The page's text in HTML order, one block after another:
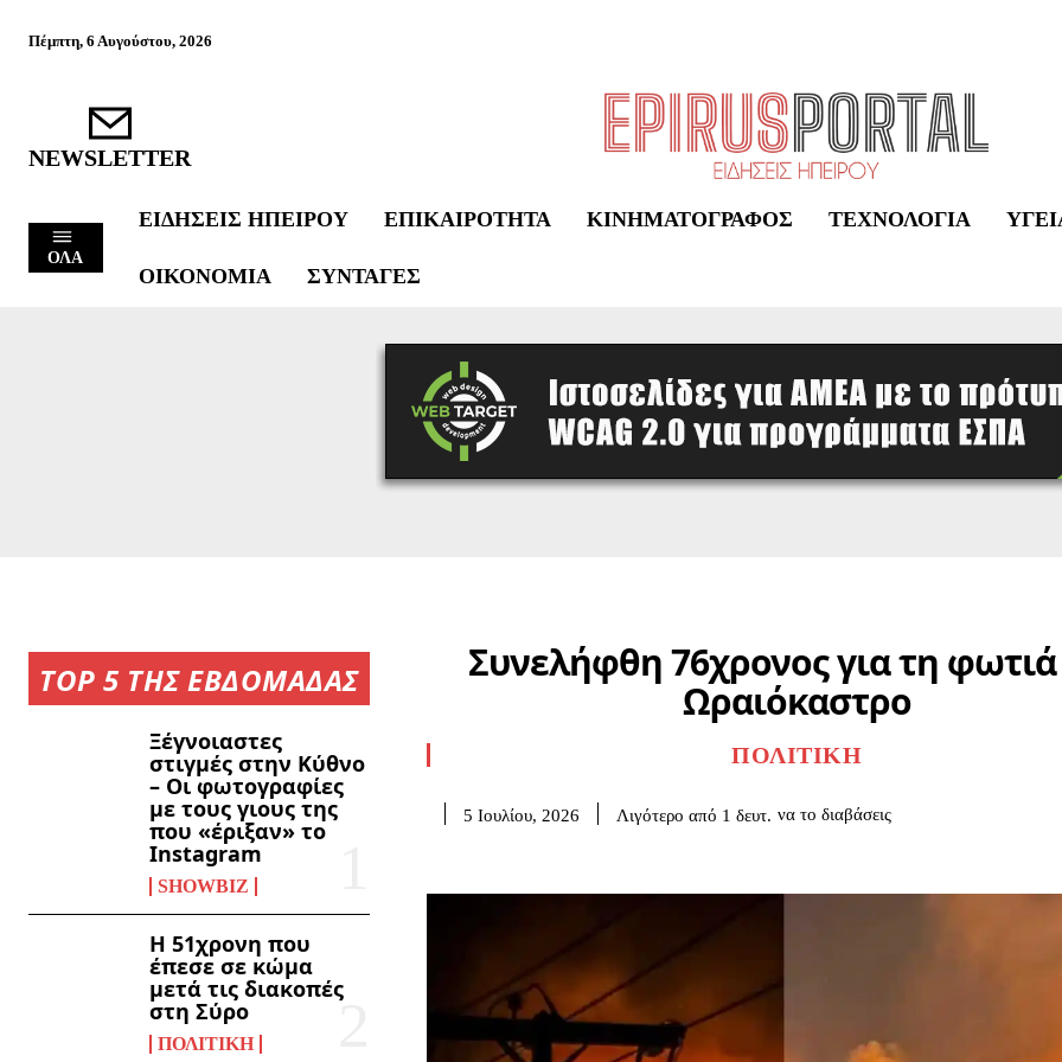
Πέμπτη, 6 Αυγούστου, 2026
NEWSLETTER
ΟΛΑ
ΕΙΔΉΣΕΙΣ ΗΠΕΊΡΟΥ ΕΠΙΚΑΙΡΌΤΗΤΑ ΚΙΝΗΜΑΤΟΓΡΆΦΟΣ ΤΕΧΝΟΛΟΓΊΑ
ΟΙΚΟΝΟΜΊΑ ΣΥΝΤΑΓΈΣ
TOP 5 ΤΗΣ ΕΒΔΟΜΑΔΑΣ
Ξέγνοιαστες
στιγμές στην Κύθνο
– Οι φωτογραφίες
με τους γιους της
που «έριξαν» το
Instagram
SHOWBIZ
Η 51χρονη που
έπεσε σε κώμα
μετά τις διακοπές
στη Σύρο
ΠΟΛΙΤΙΚΉ
Συνελήφθη 76χρονος για τη
Ωραιόκαστρο
ΠΟΛΙΤΙΚΉ
5 Ιουλίου, 2026 Λιγότερο από 1 δευτ. να το διαβάσεις